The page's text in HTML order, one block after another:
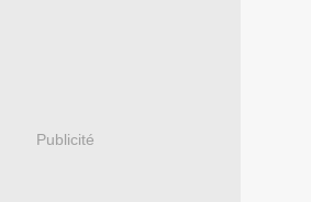
Publicité